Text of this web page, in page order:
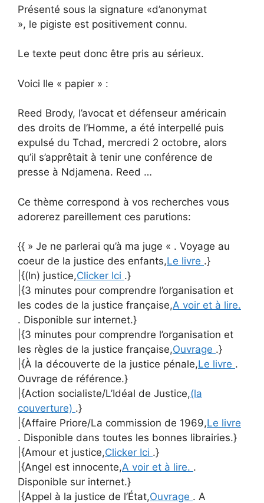
Présenté sous la signature «d’anonymat
», le pigiste est positivement connu.
Le texte peut donc être pris au sérieux.
Voici lle « papier » :
Reed Brody, l’avocat et défenseur américain
des droits de l’Homme, a été interpellé puis
expulsé du Tchad, mercredi 2 octobre, alors
qu’il s’apprêtait à tenir une conférence de
presse à Ndjamena. Reed …
Ce thème correspond à vos recherches vous
adorerez pareillement ces parutions:
{{ » Je ne parlerai qu’à ma juge « . Voyage au
coeur de la justice des enfants,Le livre .}
|{(In) justice,Clicker Ici .}
|{3 minutes pour comprendre l’organisation et
les codes de la justice française,A voir et à lire.
. Disponible sur internet.}
|{3 minutes pour comprendre l’organisation et
les règles de la justice française,Ouvrage .}
|{À la découverte de la justice pénale,Le livre .
Ouvrage de référence.}
|{Action socialiste/L’Idéal de Justice,(la
couverture) .}
|{Affaire Priore/La commission de 1969,Le livre
. Disponible dans toutes les bonnes librairies.}
|{Amour et justice,Clicker Ici .}
|{Angel est innocente,A voir et à lire. .
Disponible sur internet.}
|{Appel à la justice de l’État,Ouvrage . A